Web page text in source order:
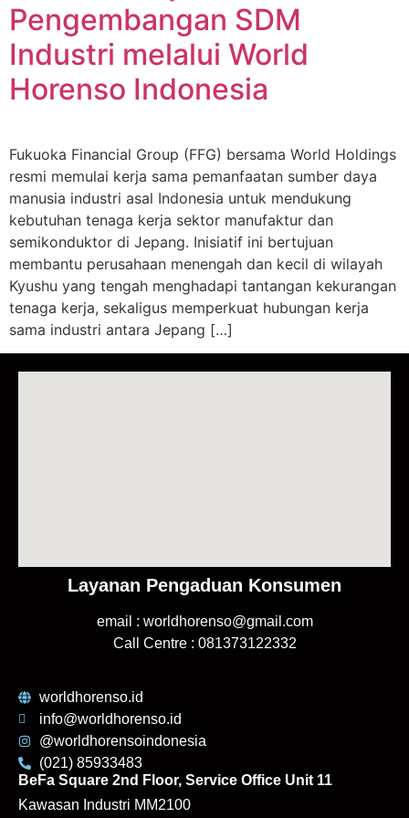
Pengembangan SDM
Industri melalui World
Horenso Indonesia
Fukuoka Financial Group (FFG) bersama World Holdings
resmi memulai kerja sama pemanfaatan sumber daya
manusia industri asal Indonesia untuk mendukung
kebutuhan tenaga kerja sektor manufaktur dan
semikonduktor di Jepang. Inisiatif ini bertujuan
membantu perusahaan menengah dan kecil di wilayah
Kyushu yang tengah menghadapi tantangan kekurangan
tenaga kerja, sekaligus memperkuat hubungan kerja
sama industri antara Jepang […]
Layanan Pengaduan Konsumen
email : worldhorenso@gmail.com
Call Centre : 081373122332
worldhorenso.id
info@worldhorenso.id
@worldhorensoindonesia
(021) 85933483
BeFa Square 2nd Floor, Service Office Unit 11
Kawasan Industri MM2100